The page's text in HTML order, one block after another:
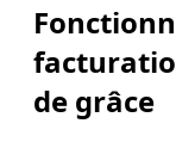
de grâce